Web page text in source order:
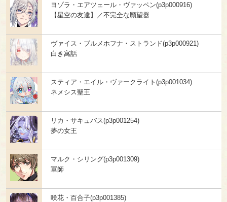
ヨゾラ・エアツェール・ヴァッペン(p3p000916)
【星空の友達】／不完全な願望器
ヴァイス・ブルメホフナ・ストランド(p3p000921)
白き寓話
スティア・エイル・ヴァークライト(p3p001034)
ネメシス聖王
リカ・サキュバス(p3p001254)
夢の女王
マルク・シリング(p3p001309)
軍師
咲花・百合子(p3p001385)